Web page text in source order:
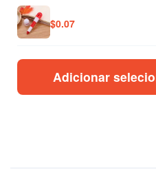
$0.07
0.07
Adicionar